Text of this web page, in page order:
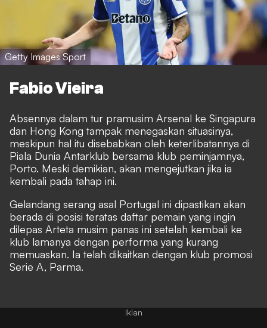
Getty Images Sport
Fabio Vieira
Absennya dalam tur pramusim Arsenal ke Singapura
dan Hong Kong tampak menegaskan situasinya,
meskipun hal itu disebabkan oleh keterlibatannya di
Piala Dunia Antarklub bersama klub peminjamnya,
Porto. Meski demikian, akan mengejutkan jika ia
kembali pada tahap ini.
Gelandang serang asal Portugal ini dipastikan akan
berada di posisi teratas daftar pemain yang ingin
dilepas Arteta musim panas ini setelah kembali ke
klub lamanya dengan performa yang kurang
memuaskan. Ia telah dikaitkan dengan klub promosi
Serie A, Parma.